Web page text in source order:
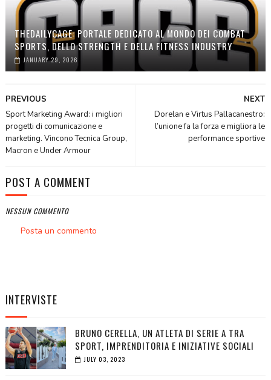
THEDAILYCAGE: PORTALE DEDICATO AL MONDO DEI COMBAT
SPORTS, DELLO STRENGTH E DELLA FITNESS INDUSTRY
JANUARY 29, 2026
NEXT
Dorelan e Virtus Pallacanestro:
l’unione fa la forza e migliora le
performance sportive
PREVIOUS
Sport Marketing Award: i migliori
progetti di comunicazione e
marketing. Vincono Tecnica Group,
Macron e Under Armour
POST A COMMENT
NESSUN COMMENTO
Posta un commento
INTERVISTE
BRUNO CERELLA, UN ATLETA DI SERIE A TRA
SPORT, IMPRENDITORIA E INIZIATIVE SOCIALI
JULY 03, 2023